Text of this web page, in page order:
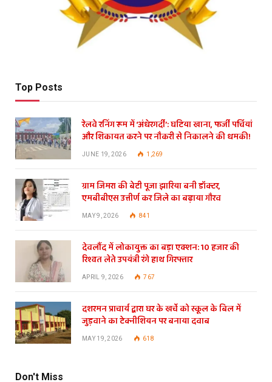
Top Posts
रेलवे रनिंग रूम में ‘अंधेरगर्दी’: घटिया खाना, फर्जी पर्चियां
और शिकायत करने पर नौकरी से निकालने की धमकी!
JUNE 19, 2026 1,269
ग्राम जिमरा की बेटी पूजा झारिया बनी डॉक्टर,
एमबीबीएस उत्तीर्ण कर जिले का बढ़ाया गौरव
MAY 9, 2026 841
देवलौंद में लोकायुक्त का बड़ा एक्शन: 10 हजार की
रिश्वत लेते उपयंत्री रंगे हाथ गिरफ्तार
APRIL 9, 2026 767
दशरमन प्राचार्य द्वारा घर के खर्चे को स्कूल के बिल में
जुड़वाने का टेक्नीशियन पर बनाया दवाब
MAY 19, 2026 618
Don't Miss